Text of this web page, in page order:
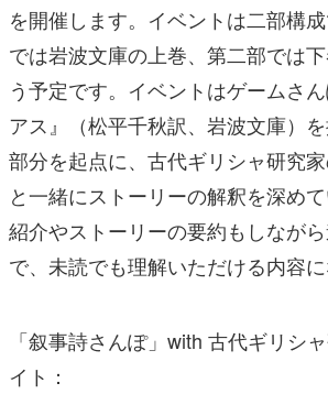
を開催します。イベントは二部構
では岩波文庫の上巻、第二部では
う予定です。イベントはゲームさ
アス』（松平千秋訳、岩波文庫）
部分を起点に、古代ギリシャ研究
と一緒にストーリーの解釈を深め
紹介やストーリーの要約もしなが
で、未読でも理解いただける内容に
「叙事詩さんぽ」with 古代ギリシ
イト：